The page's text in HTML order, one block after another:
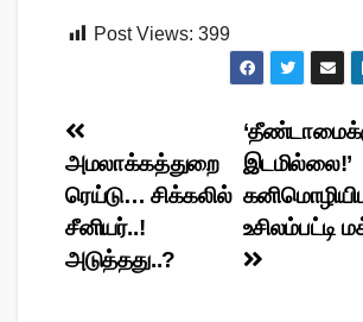
Post Views: 399
Post
navigation
இடமில்லை!’
உசிலம்பட்டி
அமலாக்கத்துறை
ரெய்டு… சிக்கலில்
சீனியர்..!
அடுத்தது..?